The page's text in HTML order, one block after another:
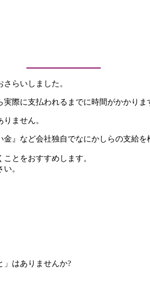
らいしました。
際に支払われるまでに時間がかかりま
ません。
』など会社独自でなにかしらの支給を
とをおすすめします。
。
」はありませんか?